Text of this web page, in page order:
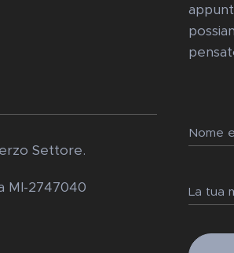
Settore.
MI-2747040
Nome
La tua